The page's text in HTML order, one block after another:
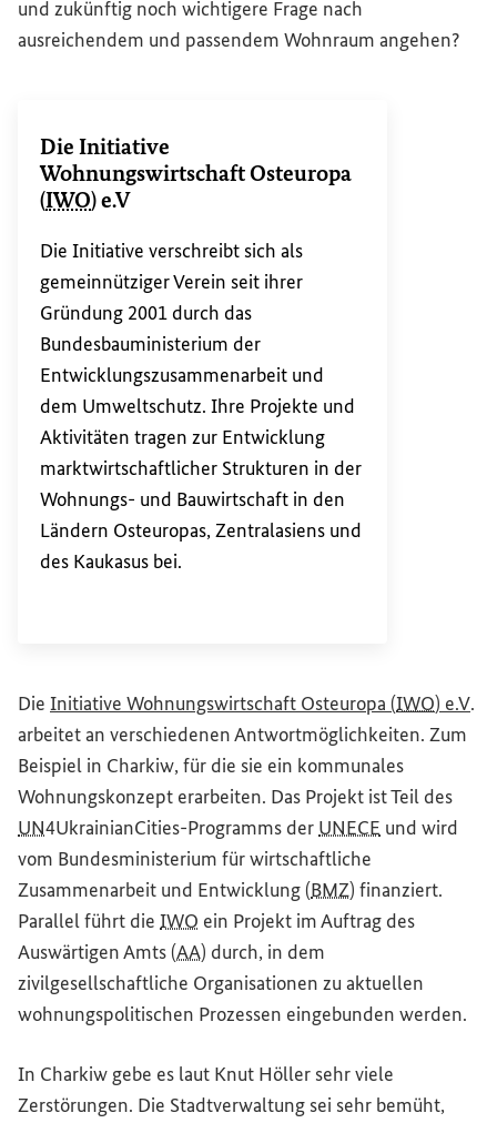
und zukünftig noch wichtigere Frage nach
ausreichendem und passendem Wohnraum angehen?
Die Initiative
Wohnungswirtschaft Osteuropa
(IWO) e.V
Die Initiative verschreibt sich als
gemeinnütziger Verein seit ihrer
Gründung 2001 durch das
Bundesbauministerium der
Entwicklungszusammenarbeit und
dem Umweltschutz. Ihre Projekte und
Aktivitäten tragen zur Entwicklung
marktwirtschaftlicher Strukturen in der
Wohnungs- und Bauwirtschaft in den
Ländern Osteuropas, Zentralasiens und
des Kaukasus bei.
Die Initiative Wohnungswirtschaft Osteuropa (IWO) e.V.
arbeitet an verschiedenen Antwortmöglichkeiten. Zum
Beispiel in Charkiw, für die sie ein kommunales
Wohnungskonzept erarbeiten. Das Projekt ist Teil des
UN4UkrainianCities-Programms der UNECE und wird
vom Bundesministerium für wirtschaftliche
Zusammenarbeit und Entwicklung (BMZ) finanziert.
Parallel führt die IWO ein Projekt im Auftrag des
Auswärtigen Amts (AA) durch, in dem
zivilgesellschaftliche Organisationen zu aktuellen
wohnungspolitischen Prozessen eingebunden werden.
In Charkiw gebe es laut Knut Höller sehr viele
Zerstörungen. Die Stadtverwaltung sei sehr bemüht,